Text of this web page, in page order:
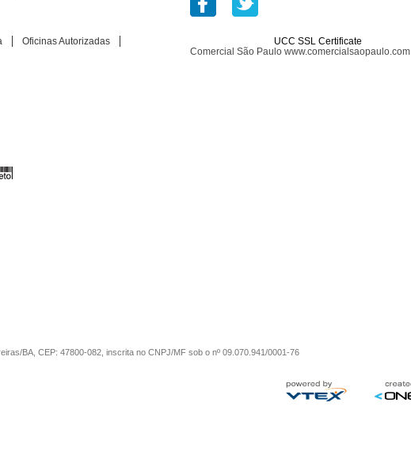
Oficinas Autorizadas
UCC SSL Certificate
Comercial São Paulo www.comercialsaopaulo.com
BA, CEP: 47800-082, inscrita no CNPJ/MF sob o nº 09.070.941/0001-76